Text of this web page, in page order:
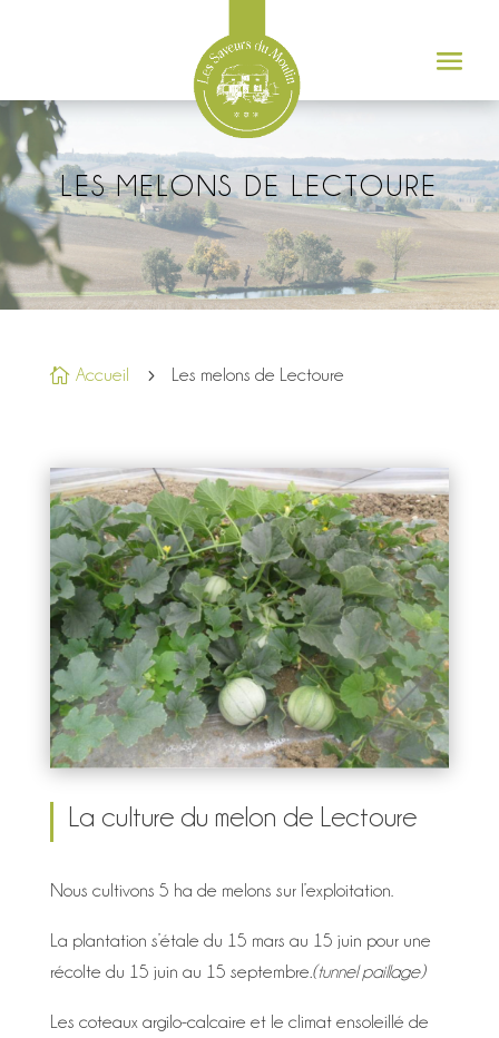
LES MELONS DE LECTOURE
 Accueil 5 Les melons de Lectoure
La culture du melon de Lectoure
Nous cultivons 5 ha de melons sur l’exploitation.
La plantation s’étale du 15 mars au 15 juin pour une
récolte du 15 juin au 15 septembre .(tunnel paillage)
Les coteaux argilo-calcaire et le climat ensoleillé de